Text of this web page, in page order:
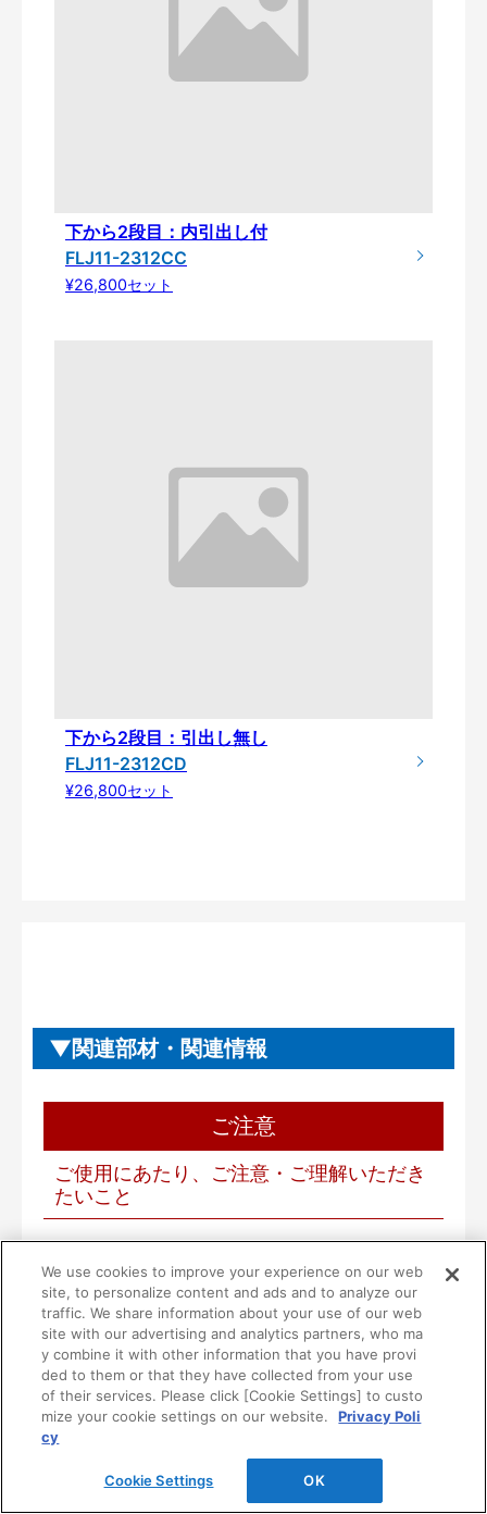
下から2段目：内引出し付
FLJ11-2312CC
¥26,800セット
下から2段目：引出し無し
FLJ11-2312CD
¥26,800セット
関連部材・関連情報
ご注意
ご使用にあたり、ご注意・ご理解いただき
たいこと
病院等の不特定多数の方が使用される場所には使
用しないでください。
■一般家庭用品を収納する製品です。ただし、次の
ような危険な物は収納しないでください。
１）油やシンナーなどの可燃物や薬品
２）耐荷重以下のものであっても、鉄アレイ等の
■扉に強い衝撃を与えないでください。衝撃で壊れ
We use cookies to improve your experience on our web
site, to personalize content and ads and to analyze our
traffic. We share information about your use of our web
site with our advertising and analytics partners, who ma
y combine it with other information that you have provi
ded to them or that they have collected from your use
of their services. Please click [Cookie Settings] to custo
mize your cookie settings on our website.
Privacy Poli
cy
Cookie Settings OK